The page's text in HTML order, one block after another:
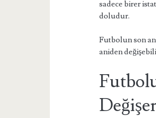
sadece birer
doludur.
Futbolun son
aniden